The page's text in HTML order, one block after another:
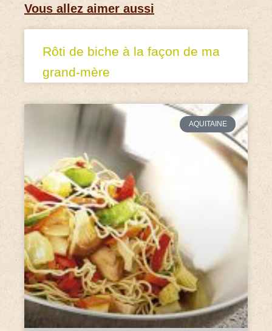
Vous allez aimer aussi
Rôti de biche à la façon de ma
grand-mère
AQUITAINE